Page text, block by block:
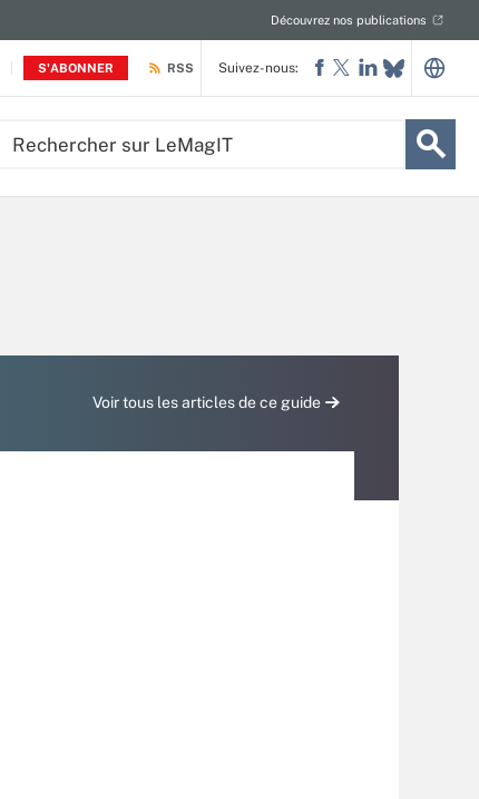
S'ABONNER
Découvrez nos publications
RSS Suivez-nous:
Voir tous les articles de ce guide